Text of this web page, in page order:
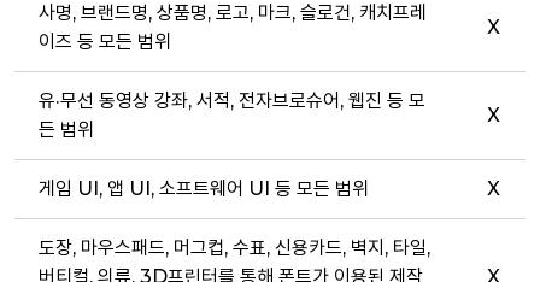
사명, 브랜드명, 상품명, 로고, 마크, 슬로건, 캐치프레
이즈 등 모든 범위
X
유·무선 동영상 강좌, 서적, 전자브로슈어, 웹진 등 모
든 범위
X
게임 UI, 앱 UI, 소프트웨어 UI 등 모든 범위 X
도장, 마우스패드, 머그컵, 수표, 신용카드, 벽지, 타일,
버티컬, 의류, 3D프린터를 통해 폰트가 이용된 제작
X